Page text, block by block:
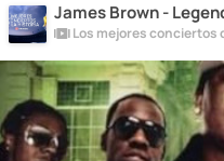
James Brown -
Los mejores conciertos